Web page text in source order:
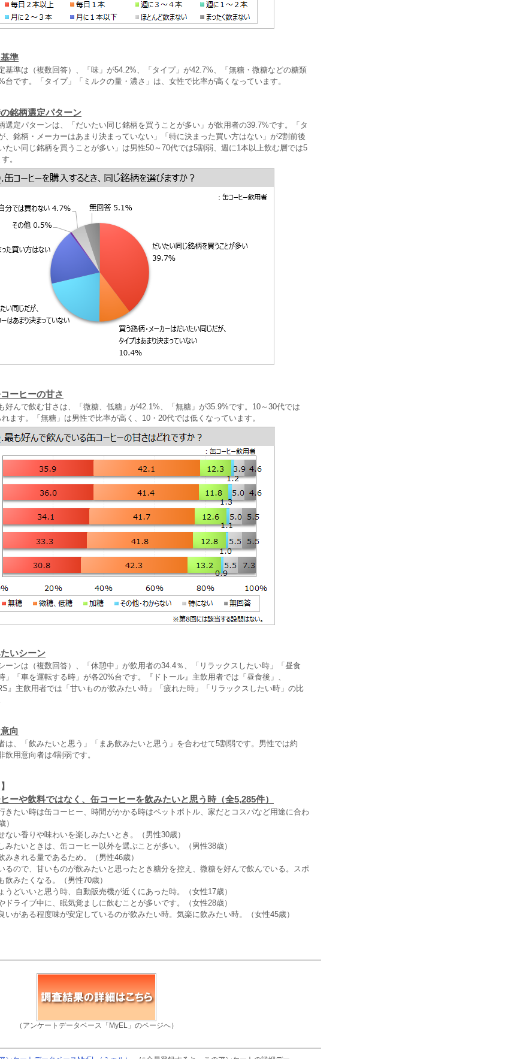
準
基準は（複数回答）、「味」が54.2%、「タイプ」が42.7%、「無糖・微糖などの糖類
台です。「タイプ」「ミルクの量・濃さ」は、女性で比率が高くなっています。
銘柄選定パターン
選定パターンは、「だいたい同じ銘柄を買うことが多い」が飲用者の39.7%です。「タ
、銘柄・メーカーはあまり決まっていない」「特に決まった買い方はない」が2割前後
たい同じ銘柄を買うことが多い」は男性50～70代では5割弱、週に1本以上飲む層では5
。
ーヒーの甘さ
好んで飲む甘さは、「微糖、低糖」が42.1%、「無糖」が35.9%です。10～30代では
れます。「無糖」は男性で比率が高く、10・20代では低くなっています。
いシーン
ーンは（複数回答）、「休憩中」が飲用者の34.4％、「リラックスしたい時」「昼食
」「車を運転する時」が各20%台です。『ドトール』主飲用者では「昼食後」、
』主飲用者では「甘いものが飲みたい時」「疲れた時」「リラックスしたい時」の比
向
は、「飲みたいと思う」「まあ飲みたいと思う」を合わせて5割弱です。男性では約
用意向者は4割弱です。
ーや飲料ではなく、缶コーヒーを飲みたいと思う時（全5,285件）
きたい時は缶コーヒー、時間がかかる時はペットボトル、家だとコスパなど用途に合わ
）
ない香りや味わいを楽しみたいとき。（男性30歳）
みたいときは、缶コーヒー以外を選ぶことが多い。（男性38歳）
みきれる量であるため。（男性46歳）
るので、甘いものが飲みたいと思ったとき糖分を控え、微糖を好んで飲んでいる。スポ
飲みたくなる。（男性70歳）
うどいいと思う時、自動販売機が近くにあった時。（女性17歳）
ドライブ中に、眠気覚ましに飲むことが多いです。（女性28歳）
いがある程度味が安定しているのが飲みたい時。気楽に飲みたい時。（女性45歳）
（アンケートデータベース「MyEL」のページへ）